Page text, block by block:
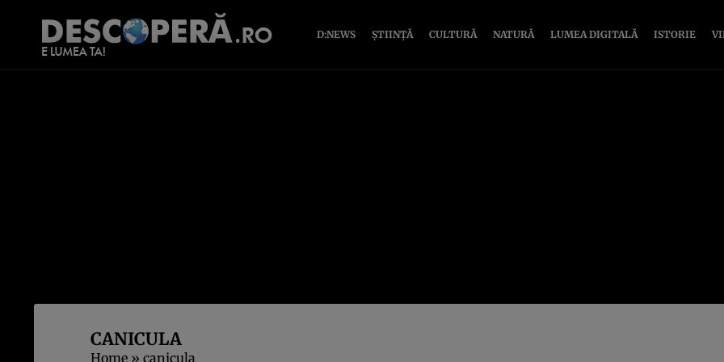
D:NEWS ȘTIINȚĂ CULTURĂ NATURĂ LUMEA DIGITALĂ ISTORIE
CANICULA
Home » canicula